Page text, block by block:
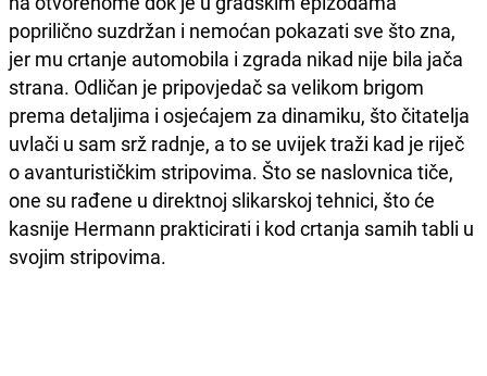
poprilično suzdržan i nemoćan pokazati sve što zna,
jer mu crtanje automobila i zgrada nikad nije bila jača
strana. Odličan je pripovjedač sa velikom brigom
prema detaljima i osjećajem za dinamiku, što čitatelja
uvlači u sam srž radnje, a to se uvijek traži kad je riječ
o avanturističkim stripovima. Što se naslovnica tiče,
one su rađene u direktnoj slikarskoj tehnici, što će
kasnije Hermann prakticirati i kod crtanja samih tabli u
svojim stripovima.